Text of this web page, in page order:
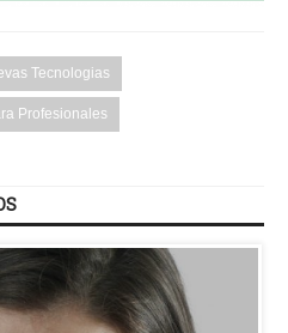
Tecnologias
Profesionales